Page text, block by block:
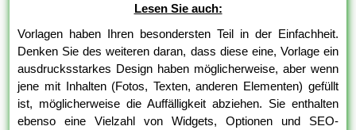
Lesen Sie auch:
Vorlagen haben Ihren besondersten Teil in der Einfachheit.
Denken Sie des weiteren daran, dass diese eine, Vorlage ein
ausdrucksstarkes Design haben möglicherweise, aber wenn
jene mit Inhalten (Fotos, Texten, anderen Elementen) gefüllt
ist, möglicherweise die Auffälligkeit abziehen. Sie enthalten
ebenso eine Vielzahl von Widgets, Optionen und SEO-